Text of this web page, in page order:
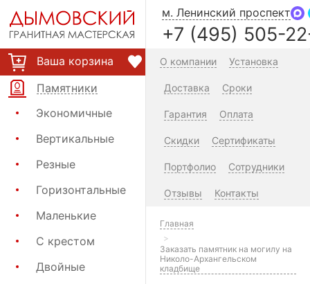
Ваша корзина
Памятники
Экономичные
Вертикальные
Резные
Горизонтальные
Маленькие
С крестом
Двойные
м. Ленинский проспект
+7 (495) 505-
О компании Установка
Доставка Сроки
Гарантия Оплата
Скидки Сертификаты
Портфолио Сотрудники
Отзывы Контакты
Главная
Заказать памятник на могилу на
Николо-Архангельском
кладбище